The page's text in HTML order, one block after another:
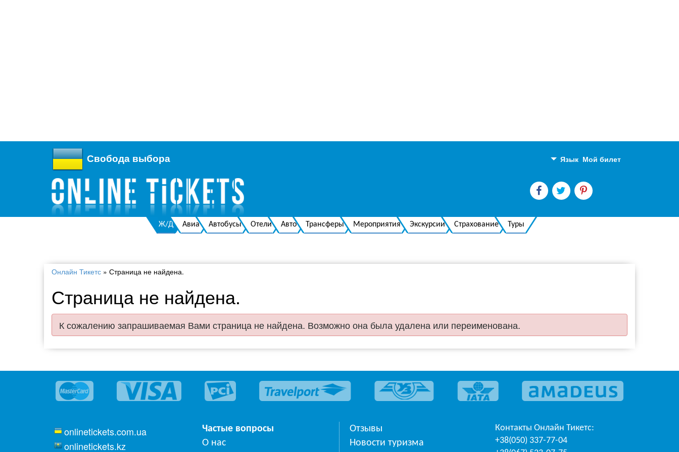
Мой билет
Язык
Английский
Свобода выбора
Ж/Д Авиа Автобусы Отели Авто Трансферы Мероприятия Экскурсии Страхование Туры
Онлайн Тикетс » Страница не найдена.
Страница не найдена.
К сожалению запрашиваемая Вами страница не найдена. Возможно она была удалена или переименована.
onlinetickets.com.ua
onlinetickets.kz
Частые вопросы
О нас
Отзывы
Новости туризма
Контакты Онлайн Тикетс:
+38(050) 337-77-04